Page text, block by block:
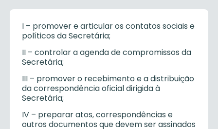
I – promover e articular os contatos sociais e
políticos da Secretária;
II – controlar a agenda de compromissos da
Secretária;
III – promover o recebimento e a distribuição
da correspondência oficial dirigida à
Secretária;
IV – preparar atos, correspondências e
outros documentos que devem ser assinados